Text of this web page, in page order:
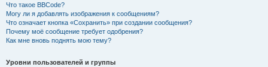
Что такое BBCode?
Могу ли я добавлять изображения к сообщениям?
Что означает кнопка «Сохранить» при создании сообщения?
Почему моё сообщение требует одобрения?
Как мне вновь поднять мою тему?
Уровни пользователей и группы